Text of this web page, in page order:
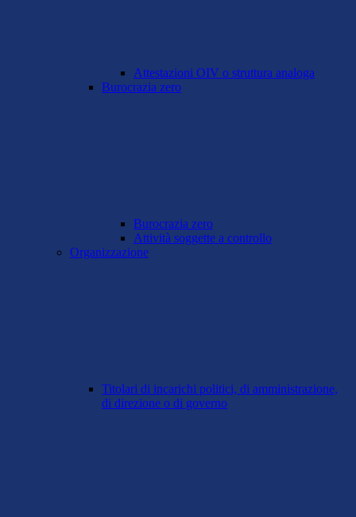
Attestazioni OIV o struttura analoga
Burocrazia zero
Burocrazia zero
Attività soggette a controllo
Organizzazione
Titolari di incarichi politici, di amministrazione,
di direzione o di governo